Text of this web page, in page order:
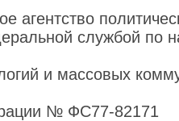
агентство
службой по
и массовых
№ ФС77-82171